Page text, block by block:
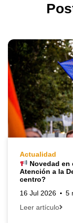
Actualidad
Novedad en
Atención a la
centro?
16 Jul 2026
5
Leer artículo